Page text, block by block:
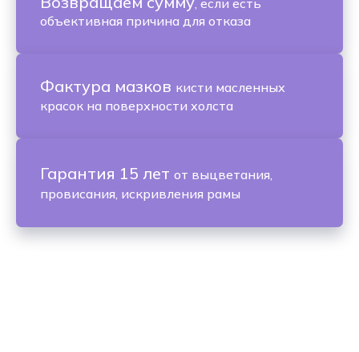
, если есть
объективная причина для отказа
Фактура мазков кисти масленных
красок на поверхности холста
Гарантия 15 лет от выцветания,
провисания, искривления рамы